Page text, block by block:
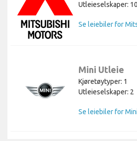
Utleieselskaper: 10
Se leiebiler for
Mini Utleie
Kjøretøytyper: 1
Utleieselskaper: 2
Se leiebiler for Mini